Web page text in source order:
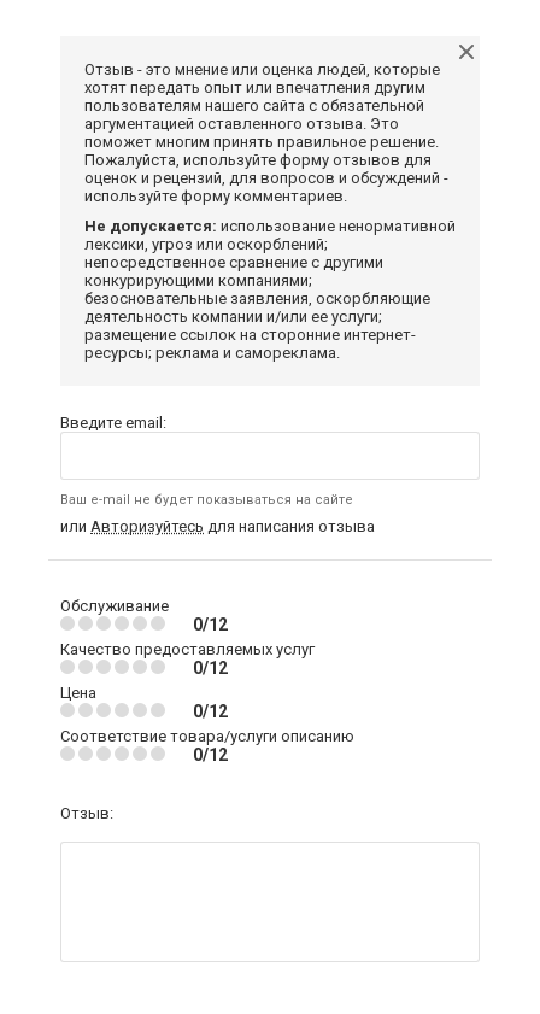
Отзыв - это мнение или оценка людей, которые
хотят передать опыт или впечатления другим
пользователям нашего сайта с обязательной
аргументацией оставленного отзыва. Это
поможет многим принять правильное решение.
Пожалуйста, используйте форму отзывов для
оценок и рецензий, для вопросов и обсуждений -
используйте форму комментариев.
Не допускается: использование ненормативной
лексики, угроз или оскорблений;
непосредственное сравнение с другими
конкурирующими компаниями;
безосновательные заявления, оскорбляющие
деятельность компании и/или ее услуги;
размещение ссылок на сторонние интернет-
ресурсы; реклама и самореклама.
Введите email:
Ваш e-mail не будет показываться на сайте
или Авторизуйтесь для написания отзыва
Обслуживание
0/12
Качество предоставляемых услуг
0/12
Цена
0/12
Соответствие товара/услуги описанию
0/12
Отзыв: